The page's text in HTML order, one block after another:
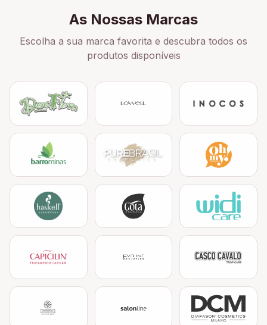
As Nossas Marcas
Escolha a sua marca favorita e descubra todos os
produtos disponíveis